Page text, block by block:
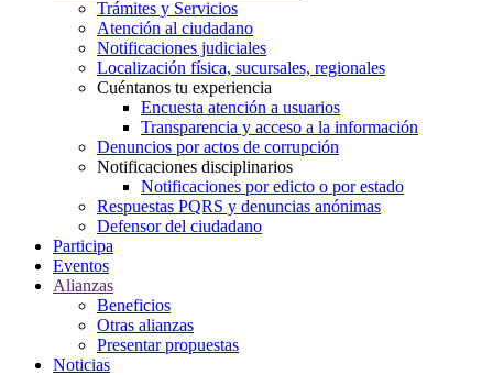
Trámites y Servicios
Atención al ciudadano
Notificaciones judiciales
Localización física, sucursales, regionales
Cuéntanos tu experiencia
Encuesta atención a usuarios
Transparencia y acceso a la información
Denuncios por actos de corrupción
Notificaciones disciplinarios
Notificaciones por edicto o por estado
Respuestas PQRS y denuncias anónimas
Defensor del ciudadano
Participa
Eventos
Alianzas
Beneficios
Otras alianzas
Presentar propuestas
Noticias